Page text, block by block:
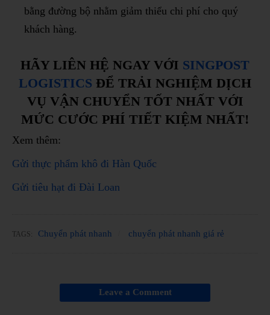
bằng đường bộ nhằm giảm thiểu chi phí cho quý
khách hàng.
HÃY LIÊN HỆ NGAY VỚI SINGPOST
LOGISTICS ĐỂ TRẢI NGHIỆM DỊCH
VỤ VẬN CHUYỂN TỐT NHẤT VỚI
MỨC CƯỚC PHÍ TIẾT KIỆM NHẤT!
Xem thêm:
Gửi thực phẩm khô đi Hàn Quốc
Gửi tiêu hạt đi Đài Loan
TAGS: Chuyển phát nhanh chuyển phát nhanh giá rẻ
Leave a Comment